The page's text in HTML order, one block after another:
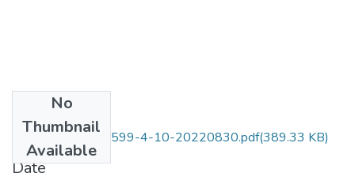
No
Thumbnail
Available
341-Article Text-599-4-10-20220830.pdf(389.33 KB)
Date